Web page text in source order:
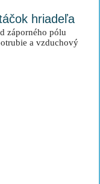
hriadeľa
záporného pólu
a vzduchový